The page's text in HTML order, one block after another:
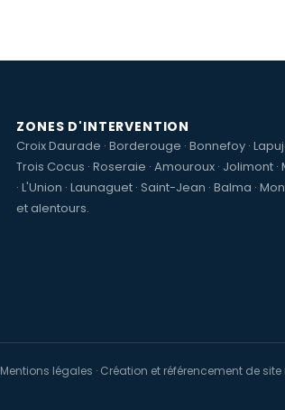
ZONES D'INTERVENTION
Croix Daurade ·Borderouge ·Bonnefoy ·
Trois Cocus ·Roseraie ·Amouroux · Jolimont ·
·L'Union ·Launaguet · Saint-Jean ·Balma ·
et alentours.
Mentions légales · Création et référencement de